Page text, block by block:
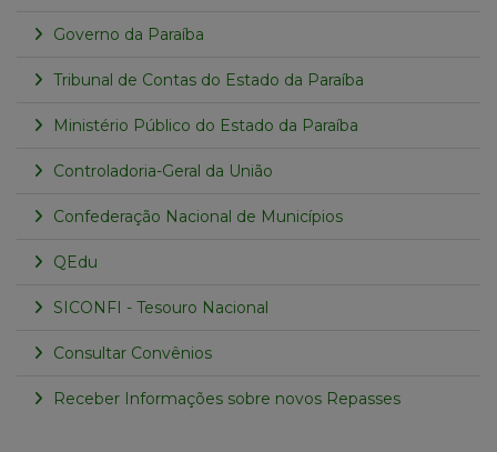
Governo da Paraíba
Tribunal de Contas do Estado da Paraíba
Ministério Público do Estado da Paraíba
Controladoria-Geral da União
Confederação Nacional de Municípios
QEdu
SICONFI - Tesouro Nacional
Consultar Convênios
Receber Informações sobre novos Repasses